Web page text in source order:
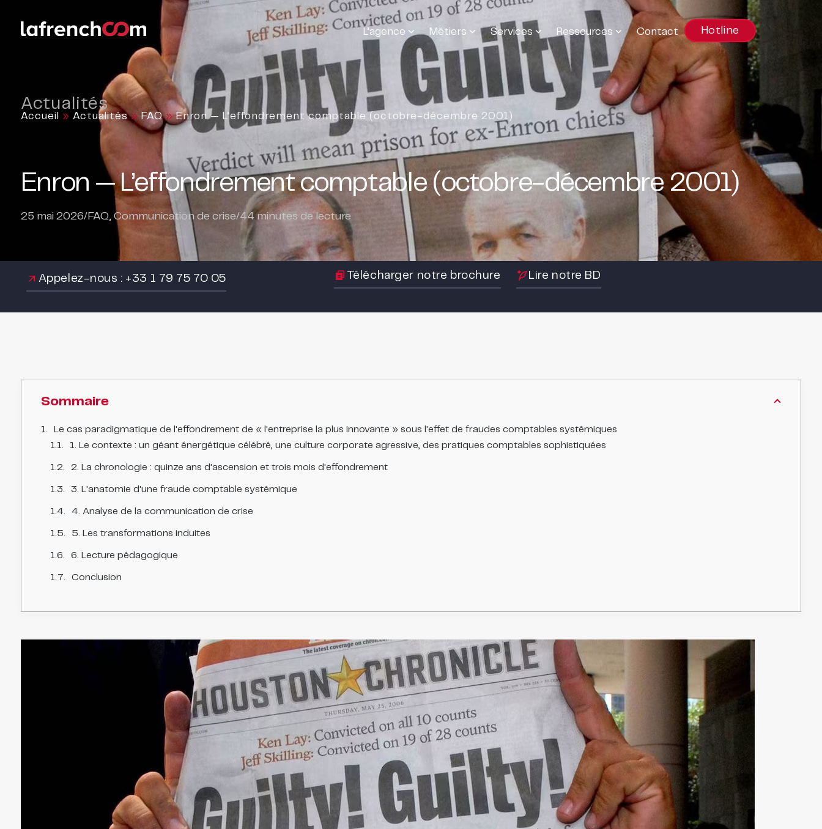
L’agence Métiers Services Ressources Contact Hotline
Actualités
Accueil » Actualités» FAQ»Enron — L’effondrement comptable (octobre-décembre 2001)
Enron — L’effondrement comptable (octobre-décembre 2001)
25 mai 2026/FAQ, Communication de crise/44minutes de lecture
Appelez-nous : +33 1 79 75 70 05 Télécharger notre brochure Lire notre BD
Sommaire
Le cas paradigmatique de l'effondrement de « l'entreprise la plus innovante » sous l'effet de fraudes comptables systémiques
1. Le contexte : un géant énergétique célébré, une culture corporate agressive, des pratiques comptables sophistiquées
2. La chronologie : quinze ans d'ascension et trois mois d'effondrement
3. L'anatomie d'une fraude comptable systémique
4. Analyse de la communication de crise
5. Les transformations induites
6. Lecture pédagogique
Conclusion